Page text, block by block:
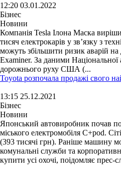
12:20 03.01.2022
Бізнес
Новини
Компанія Tesla Ілона Маска
тисяч електрокарів у зв’язку з
можуть збільшити ризик аварій на
Examiner. За даними Національної
дорожнього руху США (...
Toyota розпочала продажі свого
13:15 25.12.2021
Бізнес
Новини
Японський автовиробник почав
міського електромобіля C+pod.
(393 тисячі грн). Раніше машину
комунальні служби та
купити усі охочі, поідомляє прес-